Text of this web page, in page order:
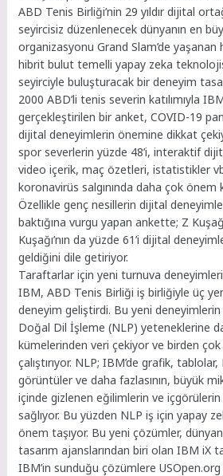
ABD Tenis Birliği’nin 29 yıldır dijital
seyircisiz düzenlenecek dünyanın en
organizasyonu Grand Slam’de yaşanan
hibrit bulut temelli yapay zeka
seyirciyle buluşturacak bir deneyim
2000 ABD’li tenis severin katılımıyla
gerçekleştirilen bir anket, COVID-19
dijital deneyimlerin önemine dikkat
spor severlerin yüzde 48’i, interaktif
video içerik, maç özetleri, istatistikler
koronavirüs salgınında daha çok önem
Özellikle genç nesillerin dijital
baktığına vurgu yapan ankette; Z
Kuşağı’nın da yüzde 61’i dijital
geldiğini dile getiriyor.
Taraftarlar için yeni turnuva deneyimleri
IBM, ABD Tenis Birliği iş birliğiyle üç
deneyim geliştirdi. Bu yeni deneyimlerin
Doğal Dil İşleme (NLP) yeteneklerine
kümelerinden veri çekiyor ve birden
çalıştırıyor. NLP; IBM’de grafik,
görüntüler ve daha fazlasının, büyük
içinde gizlenen eğilimlerin ve içgörülerin
sağlıyor. Bu yüzden NLP iş için yapay
önem taşıyor. Bu yeni çözümler,
tasarım ajanslarından biri olan IBM iX
IBM’in sunduğu çözümlere